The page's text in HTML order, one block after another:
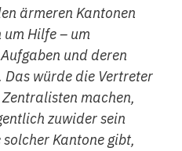
ärmeren Kantonen
Hilfe – um
und deren
würde die Vertreter
machen,
zuwider sein
Kantone gibt,